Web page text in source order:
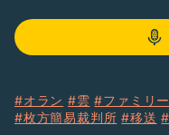
#オラン #雲 #ファミリ
#枚方簡易裁判所 #移送